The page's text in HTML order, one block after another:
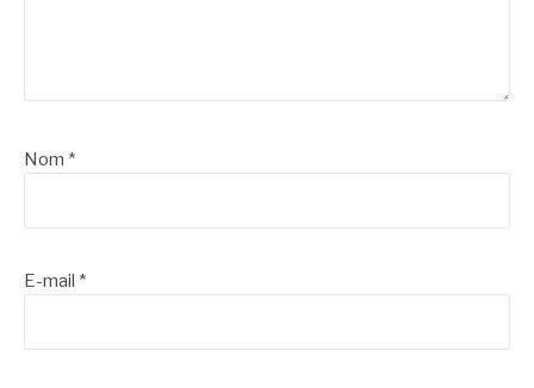
Nom *
E-mail *